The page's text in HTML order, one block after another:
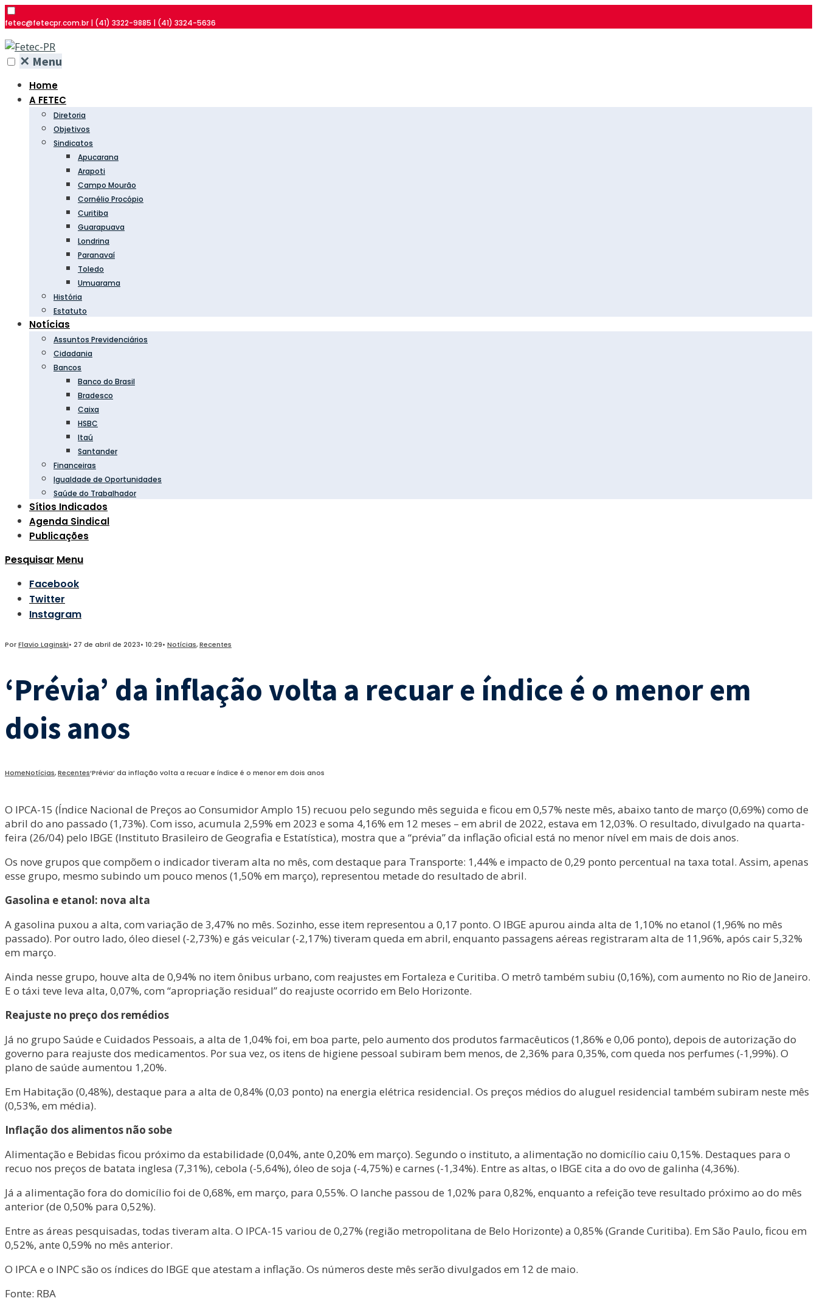
fetec@fetecpr.com.br | (41) 3322-9885 | (41) 3324-5636
✕ Menu
Home
A FETEC
Diretoria
Objetivos
Sindicatos
Apucarana
Arapoti
Campo Mourão
Cornélio Procópio
Curitiba
Guarapuava
Londrina
Paranavaí
Toledo
Umuarama
História
Estatuto
Notícias
Assuntos Previdenciários
Cidadania
Bancos
Banco do Brasil
Bradesco
Caixa
HSBC
Itaú
Santander
Financeiras
Igualdade de Oportunidades
Saúde do Trabalhador
Sítios Indicados
Agenda Sindical
Publicações
Pesquisar Menu
Facebook
Twitter
Instagram
PorFlavio Laginski• 27 de abril de 2023• 10:29• Notícias,Recentes
‘Prévia’ da inflação volta a recuar e índice é o menor em
dois anos
HomeNotícias,Recentes‘Prévia’ da inflação volta a recuar e índice é o menor em dois anos
O IPCA-15 (Índice Nacional de Preços ao Consumidor Amplo 15) recuou pelo segundo mês seguida e ficou em 0,57% neste mês, abaixo tanto de março (0,69%) como de
abril do ano passado (1,73%). Com isso, acumula 2,59% em 2023 e soma 4,16% em 12 meses – em abril de 2022, estava em 12,03%. O resultado, divulgado na quarta-
feira (26/04) pelo IBGE (Instituto Brasileiro de Geografia e Estatística), mostra que a “prévia” da inflação oficial está no menor nível em mais de dois anos.
Os nove grupos que compõem o indicador tiveram alta no mês, com destaque para Transporte: 1,44% e impacto de 0,29 ponto percentual na taxa total. Assim, apenas
esse grupo, mesmo subindo um pouco menos (1,50% em março), representou metade do resultado de abril.
Gasolina e etanol: nova alta
A gasolina puxou a alta, com variação de 3,47% no mês. Sozinho, esse item representou a 0,17 ponto. O IBGE apurou ainda alta de 1,10% no etanol (1,96% no mês
passado). Por outro lado, óleo diesel (-2,73%) e gás veicular (-2,17%) tiveram queda em abril, enquanto passagens aéreas registraram alta de 11,96%, após cair 5,32%
em março.
Ainda nesse grupo, houve alta de 0,94% no item ônibus urbano, com reajustes em Fortaleza e Curitiba. O metrô também subiu (0,16%), com aumento no Rio de Janeiro.
E o táxi teve leva alta, 0,07%, com “apropriação residual” do reajuste ocorrido em Belo Horizonte.
Reajuste no preço dos remédios
Já no grupo Saúde e Cuidados Pessoais, a alta de 1,04% foi, em boa parte, pelo aumento dos produtos farmacêuticos (1,86% e 0,06 ponto), depois de autorização do
governo para reajuste dos medicamentos. Por sua vez, os itens de higiene pessoal subiram bem menos, de 2,36% para 0,35%, com queda nos perfumes (-1,99%). O
plano de saúde aumentou 1,20%.
Em Habitação (0,48%), destaque para a alta de 0,84% (0,03 ponto) na energia elétrica residencial. Os preços médios do aluguel residencial também subiram neste mês
(0,53%, em média).
Inflação dos alimentos não sobe
Alimentação e Bebidas ficou próximo da estabilidade (0,04%, ante 0,20% em março). Segundo o instituto, a alimentação no domicílio caiu 0,15%. Destaques para o
recuo nos preços de batata inglesa (7,31%), cebola (-5,64%), óleo de soja (-4,75%) e carnes (-1,34%). Entre as altas, o IBGE cita a do ovo de galinha (4,36%).
Já a alimentação fora do domicílio foi de 0,68%, em março, para 0,55%. O lanche passou de 1,02% para 0,82%, enquanto a refeição teve resultado próximo ao do mês
anterior (de 0,50% para 0,52%).
Entre as áreas pesquisadas, todas tiveram alta. O IPCA-15 variou de 0,27% (região metropolitana de Belo Horizonte) a 0,85% (Grande Curitiba). Em São Paulo, ficou em
0,52%, ante 0,59% no mês anterior.
O IPCA e o INPC são os índices do IBGE que atestam a inflação. Os números deste mês serão divulgados em 12 de maio.
Fonte: RBA